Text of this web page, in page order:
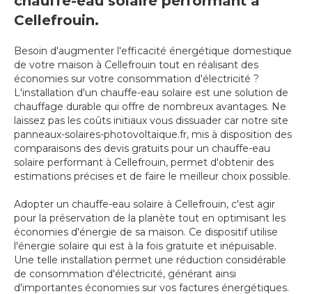
Cellefrouin.
Besoin d'augmenter l'efficacité énergétique domestique
de votre maison à Cellefrouin tout en réalisant des
économies sur votre consommation d'électricité ?
L'installation d'un chauffe-eau solaire est une solution de
chauffage durable qui offre de nombreux avantages. Ne
laissez pas les coûts initiaux vous dissuader car notre site
panneaux-solaires-photovoltaique.fr, mis à disposition des
comparaisons des devis gratuits pour un chauffe-eau
solaire performant à Cellefrouin, permet d'obtenir des
estimations précises et de faire le meilleur choix possible.
Adopter un chauffe-eau solaire à Cellefrouin, c'est agir
pour la préservation de la planète tout en optimisant les
économies d'énergie de sa maison. Ce dispositif utilise
l'énergie solaire qui est à la fois gratuite et inépuisable.
Une telle installation permet une réduction considérable
de consommation d'électricité, générant ainsi
d'importantes économies sur vos factures énergétiques.